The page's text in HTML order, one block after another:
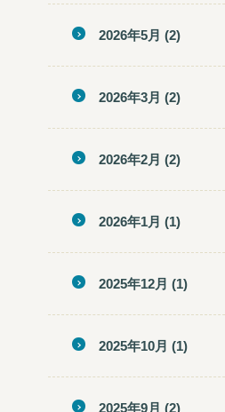
2026年5月 (2)
2026年3月 (2)
2026年2月 (2)
2026年1月 (1)
2025年12月 (1)
2025年10月 (1)
2025年9月 (2)